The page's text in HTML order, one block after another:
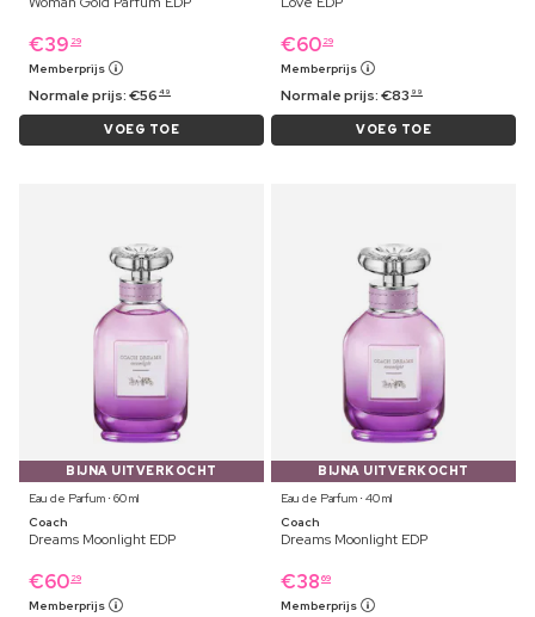
€39 29
Memberprijs
Normale prijs:€56 49
VOEG TOE
€60 29
Memberprijs
Normale prijs:€83 99
VOEG TOE
BIJNA UITVERKOCHT
Eau de Parfum ⋅ 60 ml
Coach
Dreams Moonlight EDP
€60 29
Memberprijs
BIJNA UITVERKOCHT
Eau de Parfum ⋅ 40 ml
Coach
Dreams Moonlight EDP
€38 69
Memberprijs